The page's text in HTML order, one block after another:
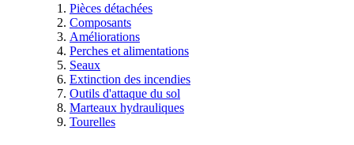
Pièces détachées
Composants
Améliorations
Perches et alimentations
Seaux
Extinction des incendies
Outils d'attaque du sol
Marteaux hydrauliques
Tourelles